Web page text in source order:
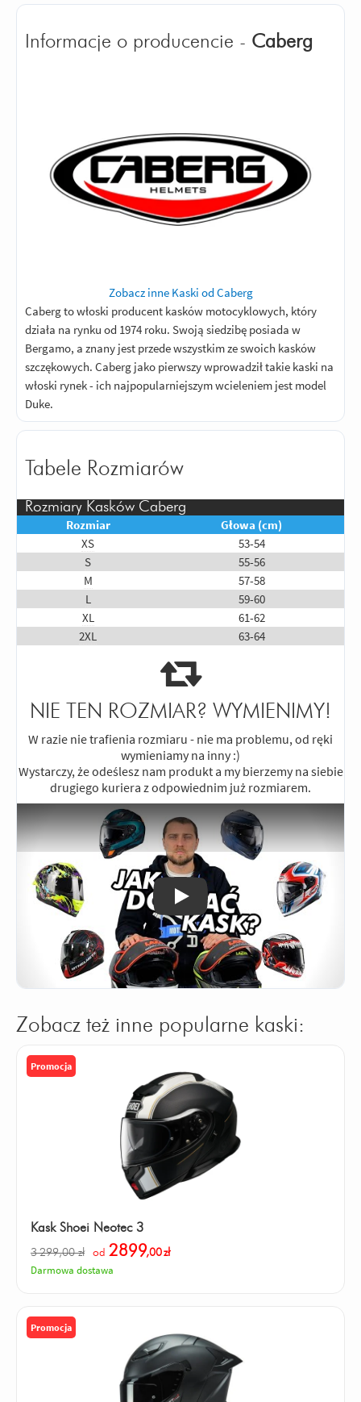
Informacje o producencie - Caberg
Zobacz inne Kaski od Caberg
Caberg to włoski producent kasków motocyklowych, który
działa na rynku od 1974 roku. Swoją siedzibę posiada w
Bergamo, a znany jest przede wszystkim ze swoich kasków
szczękowych. Caberg jako pierwszy wprowadził takie kaski na
włoski rynek - ich najpopularniejszym wcieleniem jest model
Duke.
Tabele Rozmiarów
Rozmiary Kasków Caberg
Rozmiar
Głowa (cm)
XS
53-54
S
55-56
M
57-58
L
59-60
XL
61-62
2XL
63-64
NIE TEN ROZMIAR? WYMIENIMY!
W razie nie trafienia rozmiaru - nie ma problemu, od ręki
wymieniamy na inny :)
Wystarczy, że odeślesz nam produkt a my bierzemy na siebie
drugiego kuriera z odpowiednim już rozmiarem.
Odtwórz
Zobacz też inne popularne kaski:
Promocja
Kask Shoei Neotec 3
3 299,00 zł od 2899,00zł
Darmowa dostawa
Promocja